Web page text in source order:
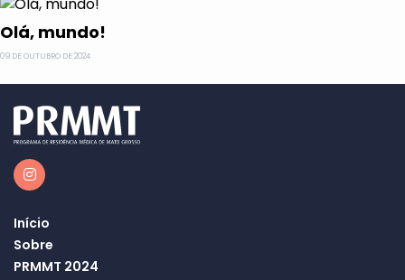
Olá, mundo!
09 DE OUTUBRO DE 2024
Instagram
Início
Sobre
PRMMT 2024